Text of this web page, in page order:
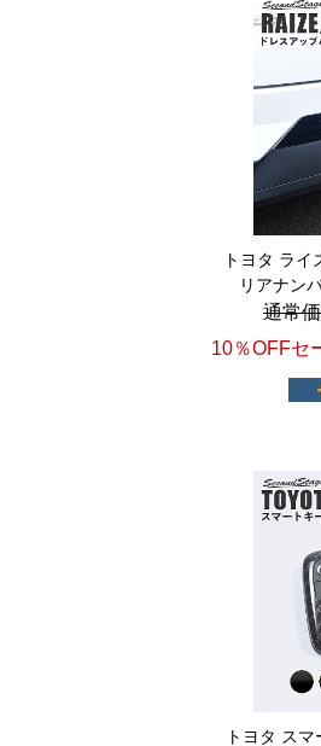
トヨタ ラ
リアナン
通常
10％OFFセ
トヨタ ス